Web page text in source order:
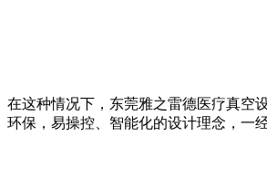
在这种情况下，东莞雅之雷德医疗真空
环保，易操控、智能化的设计理念，一